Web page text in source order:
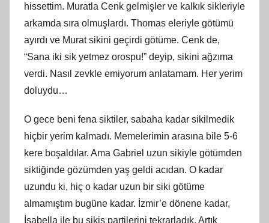
hissettim. Muratla Cenk gelmişler ve kalkık sikleriyle
arkamda sıra olmuşlardı. Thomas eleriyle götümü
ayırdı ve Murat sikini geçirdi götüme. Cenk de,
“Sana iki sik yetmez orospu!” deyip, sikini ağzıma
verdi. Nasıl zevkle emiyorum anlatamam. Her yerim
doluydu…
O gece beni fena siktiler, sabaha kadar sikilmedik
hiçbir yerim kalmadı. Memelerimin arasına bile 5-6
kere boşaldılar. Ama Gabriel uzun sikiyle götümden
siktiğinde gözümden yaş geldi acıdan. O kadar
uzundu ki, hiç o kadar uzun bir siki götüme
almamıştım bugüne kadar. İzmir’e dönene kadar,
İsabella ile bu sikiş partilerini tekrarladık. Artık